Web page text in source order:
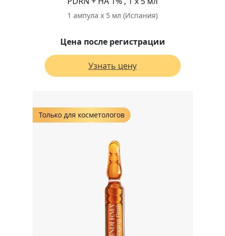
1 ампула х 5 мл (Испания)
Цена после регистрации
Узнать цену
Только для косметологов